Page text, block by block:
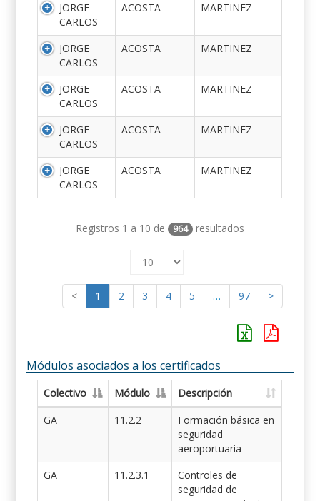
JORGE
CARLOS
ACOSTA MARTINEZ
JORGE
CARLOS
ACOSTA MARTINEZ
JORGE
CARLOS
ACOSTA MARTINEZ
JORGE
CARLOS
ACOSTA MARTINEZ
JORGE
CARLOS
ACOSTA MARTINEZ
Registros 1 a 10 de 964 resultados
< 1 2 3 4 5 … 97 >
Módulos asociados a los certificados
Colectivo Módulo
Descripción
GA
11.2.2
Formación básica en
seguridad
aeroportuaria
GA
11.2.3.1
Controles de
seguridad de